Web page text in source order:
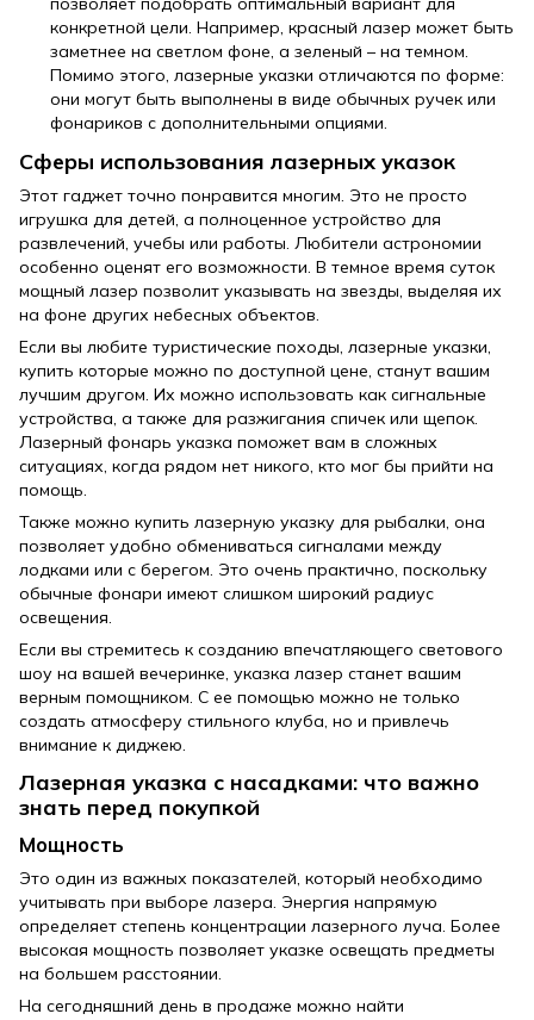
конкретной цели. Например, красный лазер может быть
заметнее на светлом фоне, а зеленый – на темном.
Помимо этого, лазерные указки отличаются по форме:
они могут быть выполнены в виде обычных ручек или
фонариков с дополнительными опциями.
Сферы использования лазерных указок
Этот гаджет точно понравится многим. Это не просто
игрушка для детей, а полноценное устройство для
развлечений, учебы или работы. Любители астрономии
особенно оценят его возможности. В темное время суток
мощный лазер позволит указывать на звезды, выделяя их
на фоне других небесных объектов.
Если вы любите туристические походы, лазерные указки,
купить которые можно по доступной цене, станут вашим
лучшим другом. Их можно использовать как сигнальные
устройства, а также для разжигания спичек или щепок.
Лазерный фонарь указка поможет вам в сложных
ситуациях, когда рядом нет никого, кто мог бы прийти на
помощь.
Также можно купить лазерную указку для рыбалки, она
позволяет удобно обмениваться сигналами между
лодками или с берегом. Это очень практично, поскольку
обычные фонари имеют слишком широкий радиус
освещения.
Если вы стремитесь к созданию впечатляющего светового
шоу на вашей вечеринке, указка лазер станет вашим
верным помощником. С ее помощью можно не только
создать атмосферу стильного клуба, но и привлечь
внимание к диджею.
Лазерная указка с насадками: что важно
знать перед покупкой
Мощность
Это один из важных показателей, который необходимо
учитывать при выборе лазера. Энергия напрямую
определяет степень концентрации лазерного луча. Более
высокая мощность позволяет указке освещать предметы
на большем расстоянии.
На сегодняшний день в продаже можно найти